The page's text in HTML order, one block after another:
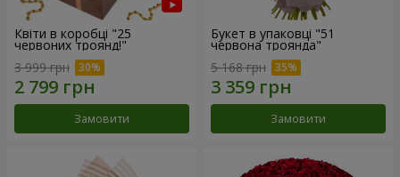
Квіти в коробці "25
червоних троянд!"
3 999 грн
Замовити
Букет в упаковці "51
червона троянда"
5 168 грн
Замовити